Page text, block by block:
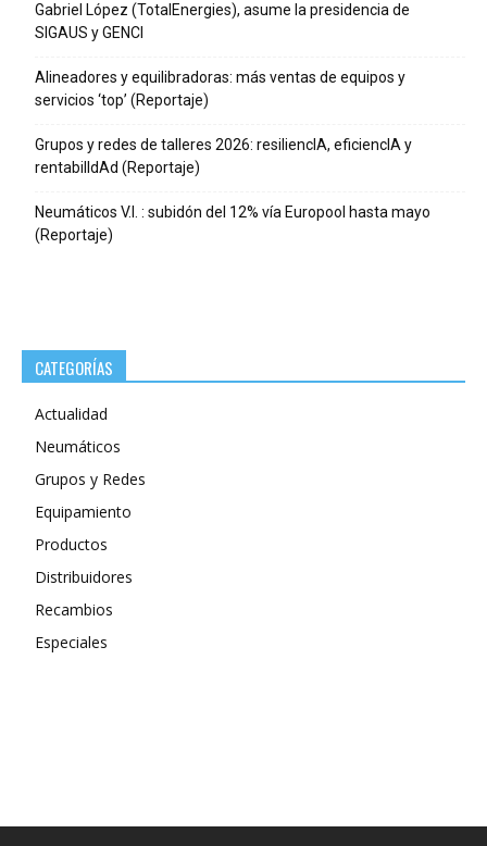
Gabriel López (TotalEnergies), asume la presidencia de
SIGAUS y GENCI
Alineadores y equilibradoras: más ventas de equipos y
servicios ‘top’ (Reportaje)
Grupos y redes de talleres 2026: resiliencIA, eficiencIA y
rentabilIdAd (Reportaje)
Neumáticos V.I. : subidón del 12% vía Europool hasta mayo
(Reportaje)
CATEGORÍAS
Actualidad
Neumáticos
Grupos y Redes
Equipamiento
Productos
Distribuidores
Recambios
Especiales